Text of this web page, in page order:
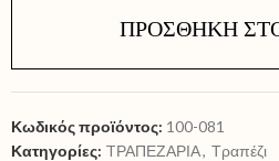
ΠΡΟΣΘΉΚΗ
Κωδικός προϊόντος: 100-081
Κατηγορίες: TΡΑΠΕΖΑΡΙΑ, Τραπέζι